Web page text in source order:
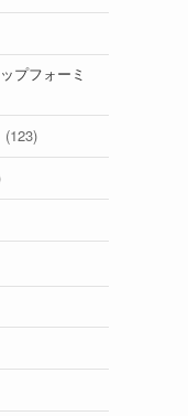
プフォーミ
(123)